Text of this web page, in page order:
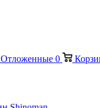
Отложенные 0